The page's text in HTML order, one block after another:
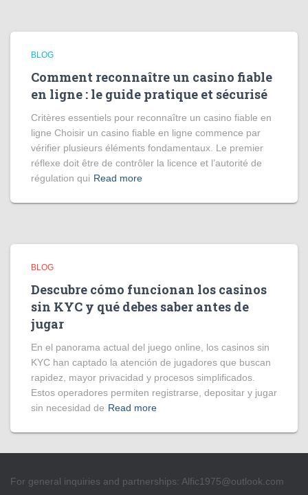
BLOG
Comment reconnaître un casino fiable
en ligne : le guide pratique et sécurisé
Critères essentiels pour reconnaître un casino fiable en
ligne Choisir un casino fiable en ligne commence par
vérifier plusieurs éléments fondamentaux. Le premier
réflexe doit être de contrôler la licence et l’autorité de
régulation qui Read more
BLOG
Descubre cómo funcionan los casinos
sin KYC y qué debes saber antes de
jugar
En el panorama actual del juego online, los casinos sin
KYC han captado la atención de jugadores que buscan
rapidez, mayor privacidad y procesos simplificados.
Estos operadores permiten registrarse, depositar y jugar
sin necesidad de Read more
For general inquiries and partnerships: Alfic1975@outlook.com